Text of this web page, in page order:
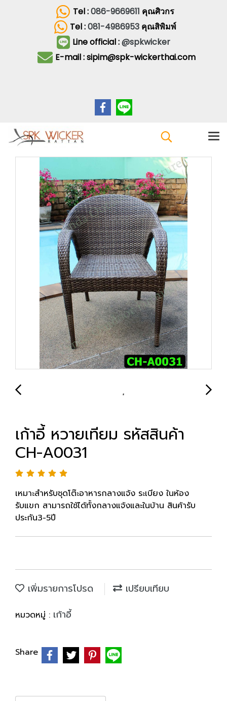
Tel :086-9669611 คุณศิวกร
Tel :081-4986953 คุณสิพิมพ์
Line official :@spkwicker
E-mail : sipim@spk-wickerthai.com
เก้าอี้ หวายเทียม รหัสสินค้า
CH-A0031
เหมาะสำหรับชุดโต๊ะอาหารกลางแจ้ง ระเบียง ในห้อง
รับแขก สามารถใช้ได้ทั้งกลางแจ้งและในบ้าน สินค้ารับ
ประกัน3-5ปี
เพิ่มรายการโปรด เปรียบเทียบ
หมวดหมู่ : เก้าอี้
Share